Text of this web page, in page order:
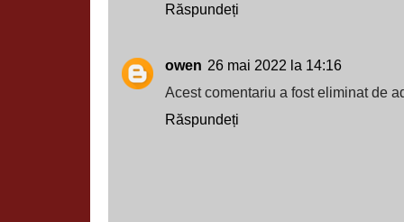
Răspundeți
owen 26 mai 2022 la 14:16
Acest comentariu a fost eliminat de
Răspundeți